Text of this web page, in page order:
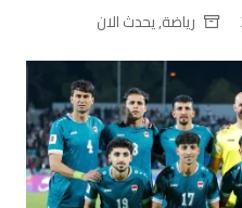
رياضة,يحدث الان